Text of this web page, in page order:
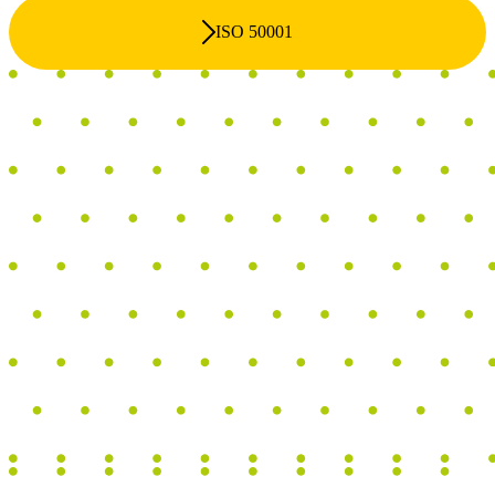
ISO 50001